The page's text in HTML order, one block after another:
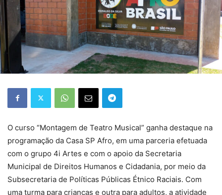
O curso “Montagem de Teatro Musical” ganha destaque na
programação da Casa SP Afro, em uma parceria efetuada
com o grupo 4i Artes e com o apoio da Secretaria
Municipal de Direitos Humanos e Cidadania, por meio da
Subsecretaria de Políticas Públicas Étnico Raciais. Com
uma turma para crianças e outra para adultos, a atividade